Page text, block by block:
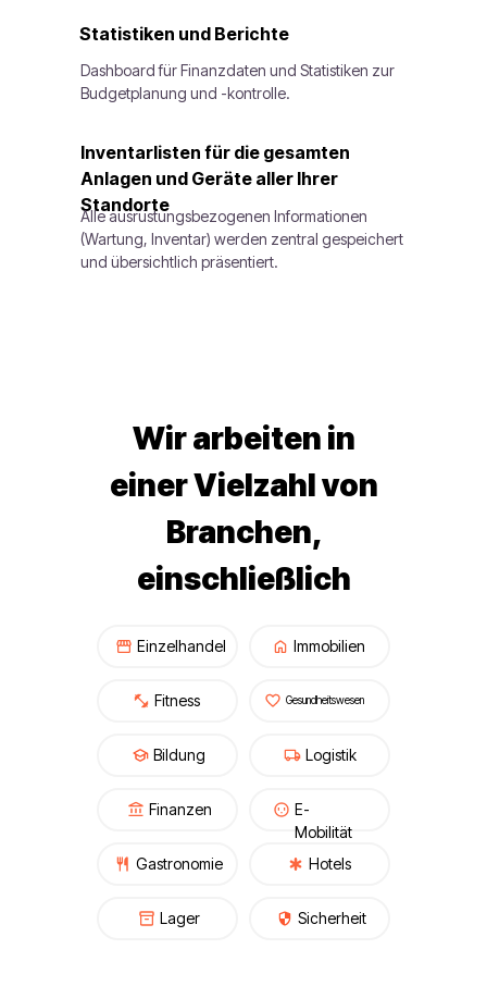
Inventarlisten für die gesamten
Anlagen und Geräte aller Ihrer
Standorte
Alle ausrüstungsbezogenen Informationen
(Wartung, Inventar) werden zentral gespeichert
und übersichtlich präsentiert.
Statistiken und Berichte
Dashboard für Finanzdaten und Statistiken zur
Budgetplanung und -kontrolle.
Wir arbeiten in
einer Vielzahl von
Branchen,
einschließlich
Einzelhandel Immobilien
Gastronomie
Finanzen
Fitness Gesundheitswesen
Hotels
E-
Mobilität
Bildung Logistik
Lager Sicherheit